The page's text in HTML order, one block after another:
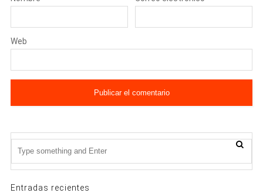
Web
Entradas recientes